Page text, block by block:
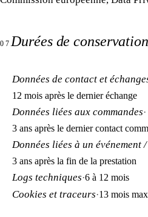
07 Durées de conservation
Données de contact et
12 mois après le dernier échange
Données liées aux commandes·
3 ans après le dernier contact
Données liées à un événement
3 ans après la fin de la prestation
Logs techniques·6 à 12 mois
Cookies et traceurs·13 mois